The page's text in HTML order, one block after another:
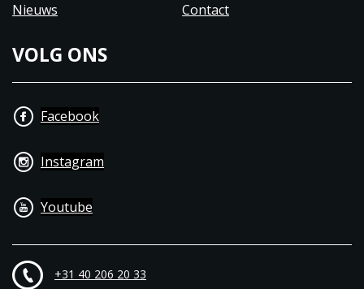
Nieuws
Contact
VOLG ONS
Facebook
Instagram
Youtube
+31 40 206 20 33